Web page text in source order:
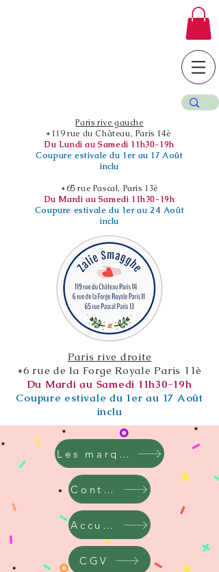
Paris rive gauche
*119 rue du Château, Paris 14è
Du Lundi au Samedi 11h30-19h
Coupure estivale du 1er au 17 Août
inclu
*65 rue Pascal, Paris 13è
Du Mardi au Samedi 11h30-19h
Coupure estivale du 1er au 24 Août
inclu
Paris rive droite
*6 rue de la Forge Royale Paris 11è
Du Mardi au Samedi 11h30-19h
Coupure estivale du 1er au 17 Août
inclu
Les marques
Contact
Accueil
CGV